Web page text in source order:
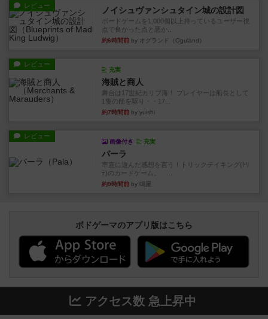
レビュー ノイシュヴァンシュタイン城の設計図
ボードゲームを1,000個以上持っているユーザー視
点で良かった点と悪か...
約6時間前 by オグランド（Oguland）
レビュー
充実
海賊と商人
舞台は17世紀カリブ海！ プレイヤーは船長として
1隻の船を駆り・・17...
約7時間前 by yuishi
レビュー
画像付き 充実
パーラ
率直に遊んだ感想を言う！トリックテイキング(ﾄﾘ
ﾃ)のカードゲーム。 ...
約9時間前 by 鳴屋
ボドゲーマのアプリ版はこちら
アクセス数 急上昇中